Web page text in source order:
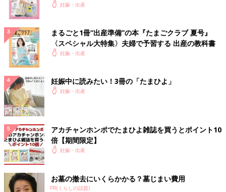
妊娠・出産
まるごと1冊“出産準備”の本『たまごクラブ 夏号』
〈スペシャル大特集〉夫婦で予習する 出産の教科書
妊娠・出産
妊娠中に読みたい！3冊の「たまひよ」
妊娠・出産
アカチャンホンポでたまひよ雑誌を買うとポイント10
倍【期間限定】
妊娠・出産
お墓の撤去にいくらかかる？墓じまい費用
PR(くらしの話題)